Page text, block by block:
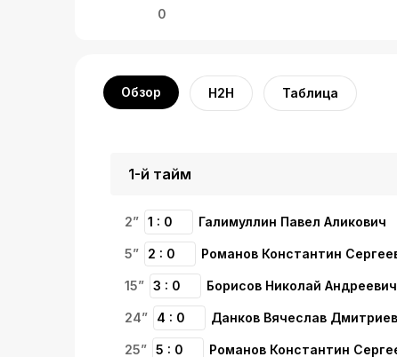
0
Обзор H2H Таблица
2” 1 : 0 Галимуллин Павел Аликович
5” 2 : 0 Романов Константин
15” 3 : 0 Борисов Николай Андреевич
24” 4 : 0 Данков Вячеслав
25” 5 : 0 Романов Константин
1-й тайм